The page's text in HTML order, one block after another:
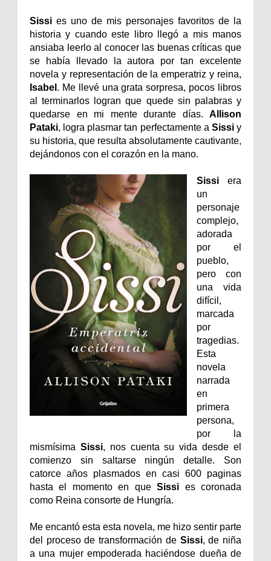
Sissi es uno de mis personajes favoritos de la
historia y cuando este libro llegó a mis manos
ansiaba leerlo al conocer las buenas críticas que
se había llevado la autora por tan excelente
novela y representación de la emperatriz y reina,
Isabel . Me llevé una grata sorpresa, pocos libros
al terminarlos logran que quede sin palabras y
quedarse en mi mente durante días. Allison
Pataki, logra plasmar tan perfectamente a Sissiy
su historia, que resulta absolutamente cautivante,
dejándonos con el corazón en la mano.
Sissi era
un
personaje
complejo,
adorada
por el
pueblo,
pero con
una vida
difícil,
marcada
por
tragedias.
Esta
novela
narrada
en
primera
persona,
por la
mismísima Sissi, nos cuenta su vida desde el
comienzo sin saltarse ningún detalle. Son
catorce años plasmados en casi 600 paginas
hasta el momento en queSissi es coronada
como Reina consorte de Hungría.
Me encantó esta esta novela, me hizo sentir parte
del proceso de transformación de Sissi, de niña
a una mujer empoderada haciéndose dueña de